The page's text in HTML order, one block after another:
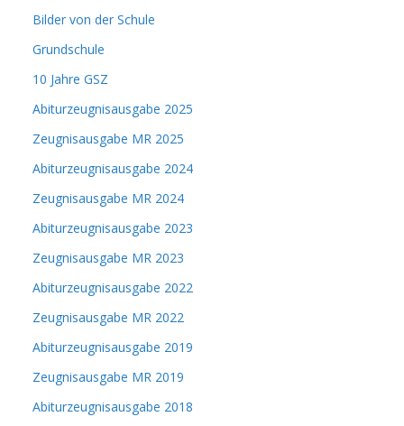
Bilder von der Schule
Grundschule
10 Jahre GSZ
Abiturzeugnisausgabe 2025
Zeugnisausgabe MR 2025
Abiturzeugnisausgabe 2024
Zeugnisausgabe MR 2024
Abiturzeugnisausgabe 2023
Zeugnisausgabe MR 2023
Abiturzeugnisausgabe 2022
Zeugnisausgabe MR 2022
Abiturzeugnisausgabe 2019
Zeugnisausgabe MR 2019
Abiturzeugnisausgabe 2018